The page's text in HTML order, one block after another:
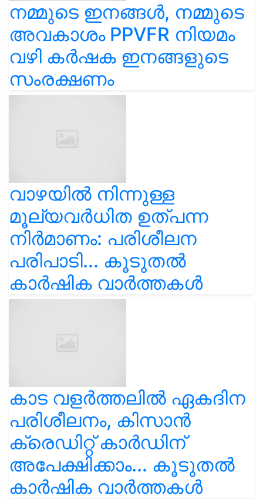
നമ്മുടെ ഇനങ്ങൾ, നമ്മുടെ
അവകാശം PPVFR നിയമം
വഴി കർഷക ഇനങ്ങളുടെ
സംരക്ഷണം
വാഴയിൽ നിന്നുള്ള
മൂല്യവർധിത ഉത്പന്ന
നിർമാണം: പരിശീലന
പരിപാടി... കൂടുതൽ
കാർഷിക വാർത്തകൾ
കാട വളര്‍ത്തലിൽ ഏകദിന
പരിശീലനം, കിസാൻ
ക്രെഡിറ്റ് കാർഡിന്
അപേക്ഷിക്കാം... കൂടുതൽ
കാർഷിക വാർത്തകൾ